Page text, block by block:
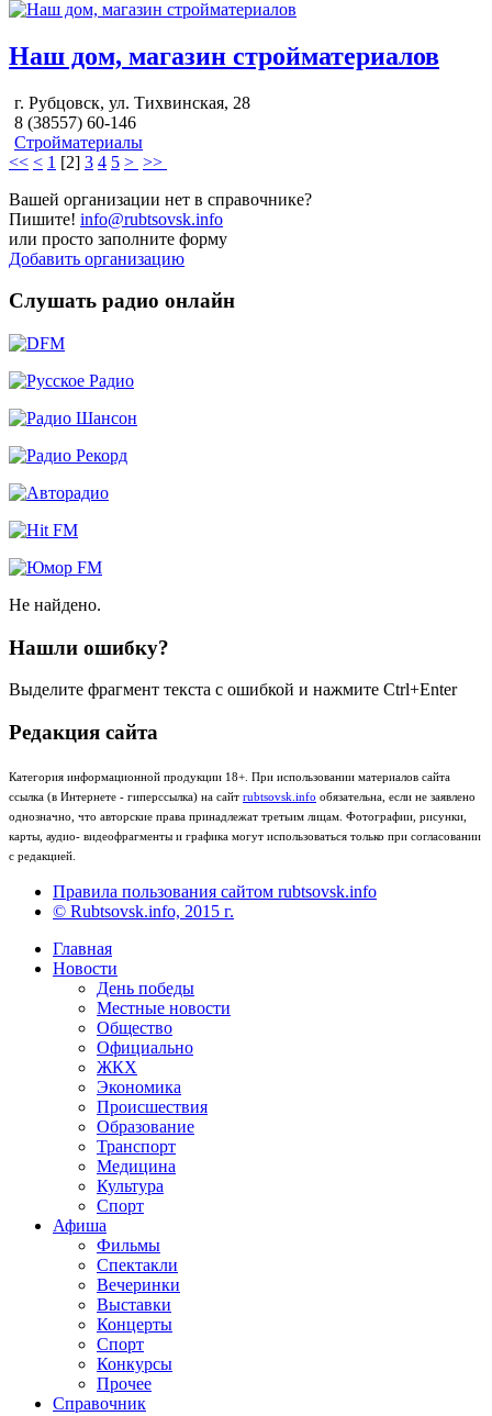
Наш дом, магазин стройматериалов
г. Рубцовск, ул. Тихвинская, 28
8 (38557) 60-146
Стройматериалы
<< < 1 [2] 3 4 5 > >>
Вашей организации нет в справочнике?
Пишите! info@rubtsovsk.info
или просто заполните форму
Добавить организацию
Слушать радио онлайн
Не найдено.
Нашли ошибку?
Выделите фрагмент текста с ошибкой и нажмите Ctrl+Enter
Редакция сайта
Категория информационной продукции 18+. При использовании материалов сайта
ссылка (в Интернете - гиперссылка) на сайт rubtsovsk.info обязательна, если не заявлено
однозначно, что авторские права принадлежат третьим лицам. Фотографии, рисунки,
карты, аудио- видеофрагменты и графика могут использоваться только при согласовании
с редакцией.
Правила пользования сайтом rubtsovsk.info
© Rubtsovsk.info, 2015 г.
Главная
Новости
День победы
Местные новости
Общество
Официально
ЖКХ
Экономика
Происшествия
Образование
Транспорт
Медицина
Культура
Спорт
Афиша
Фильмы
Спектакли
Вечеринки
Выставки
Концерты
Спорт
Конкурсы
Прочее
Справочник